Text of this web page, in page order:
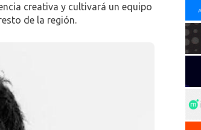
creativa y cultivará un equipo
de la región.